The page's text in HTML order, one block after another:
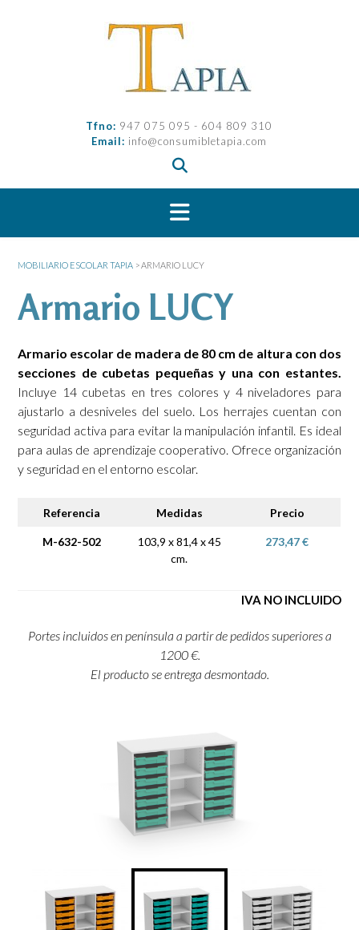
Tfno: 947 075 095 - 604 809 310
Email: info@consumibletapia.com
MOBILIARIO ESCOLAR TAPIA >ARMARIO LUCY
Armario LUCY
Armario escolar de madera de 80 cm de altura con dos
secciones de cubetas pequeñas y una con estantes.
Incluye 14 cubetas en tres colores y 4 niveladores para
ajustarlo a desniveles del suelo. Los herrajes cuentan con
seguridad activa para evitar la manipulación infantil. Es ideal
para aulas de aprendizaje cooperativo. Ofrece organización
y seguridad en el entorno escolar.
Referencia Medidas Precio
M-632-502
103,9 x 81,4 x 45
cm.
273,47 €
IVA NO INCLUIDO
Portes incluidos en península a partir de pedidos superiores a
1200 €.
El producto se entrega desmontado.